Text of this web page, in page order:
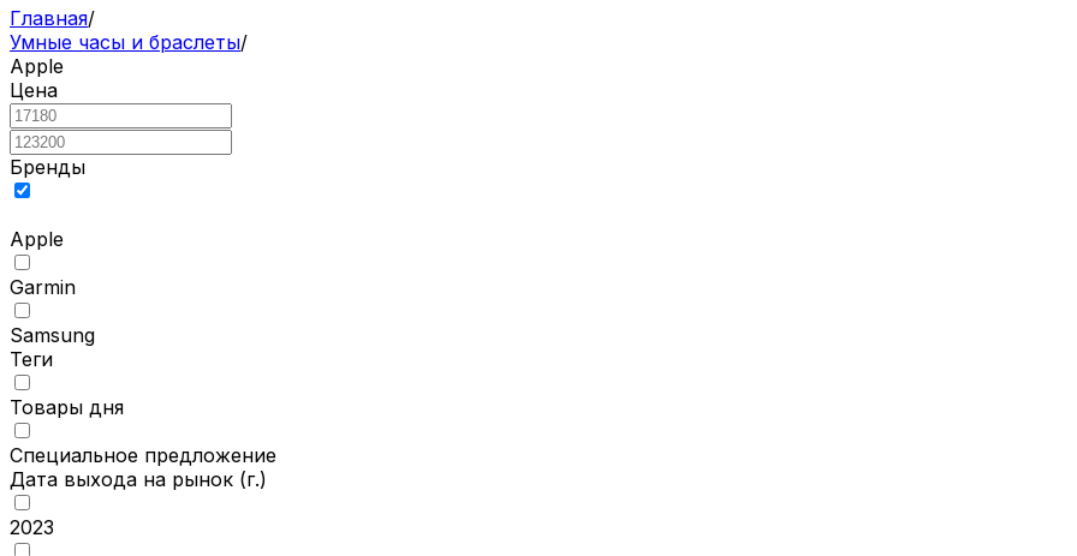
Главная/
Умные часы и браслеты/
Apple
Цена
Бренды
Apple
Garmin
Samsung
Теги
Товары дня
Специальное предложение
Дата выхода на рынок (г.)
2023